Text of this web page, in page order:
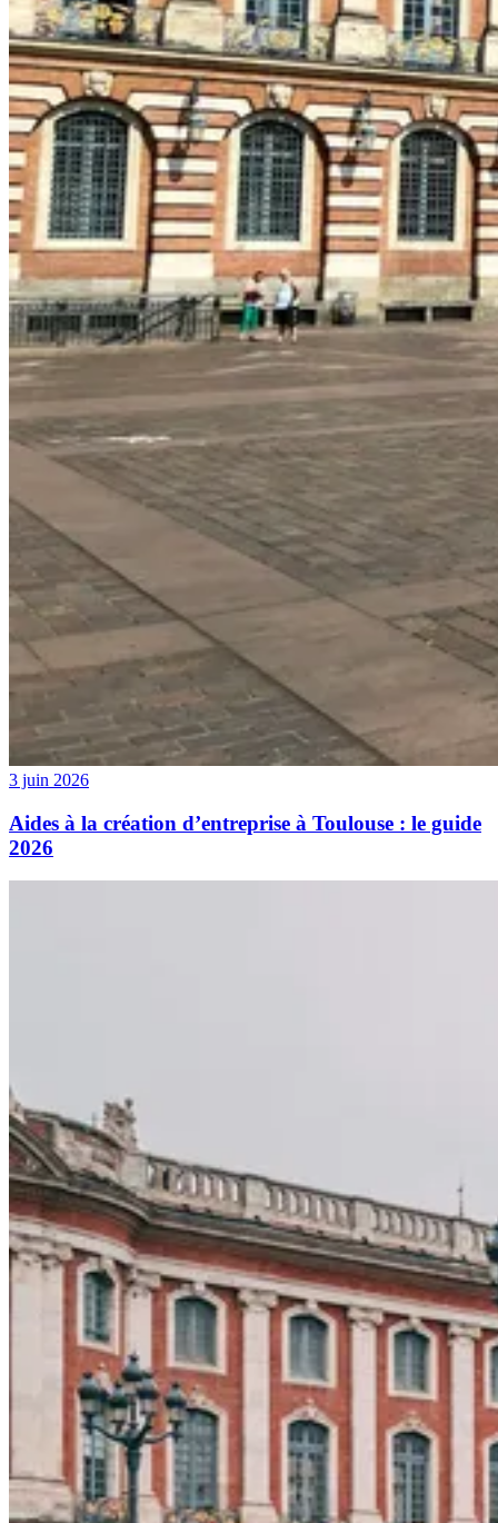
3 juin 2026
Aides à la création d’entreprise à Toulouse : le guide
2026